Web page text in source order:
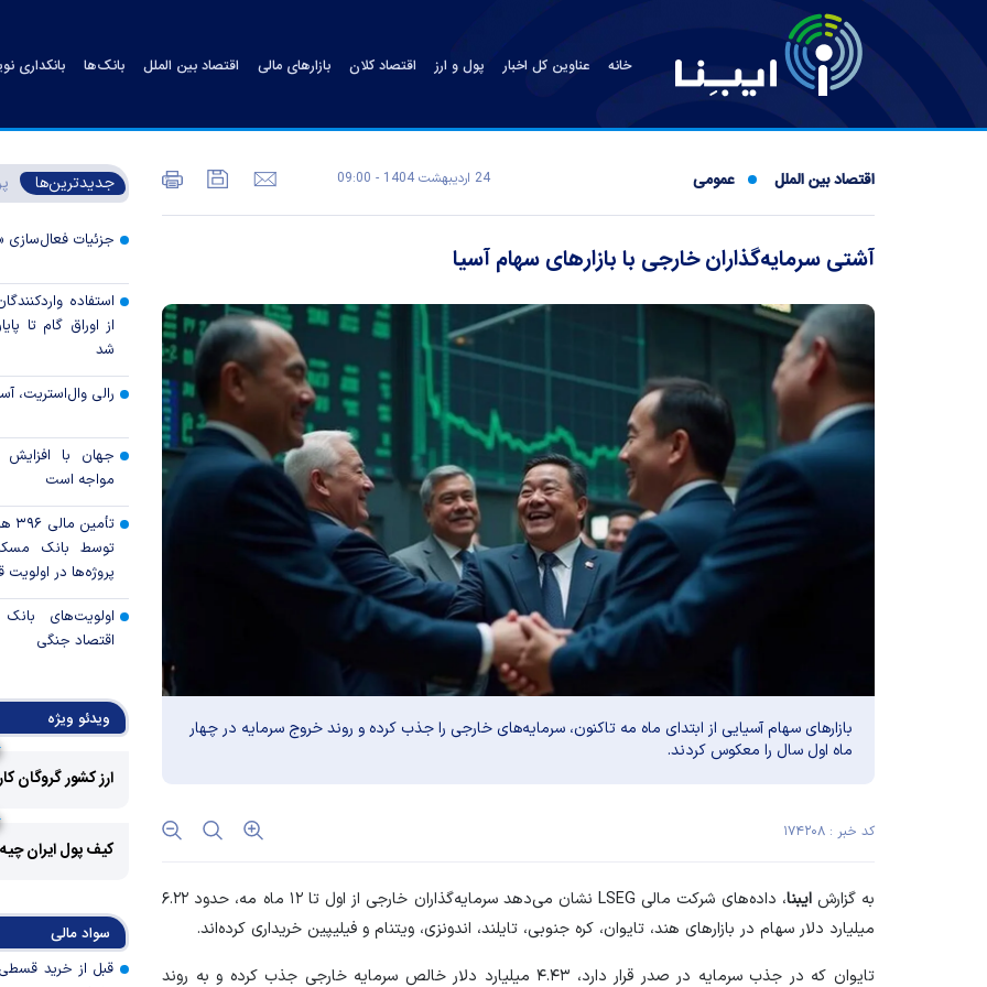
خانه عناوین کل اخبار پول و ارز اقتصاد کلان بازارهای مالی اقتصاد بین الملل بانک‌ها بانکداری
اقتصاد بین الملل عمومی 24 ارديبهشت 1404 - 09:00
آشتی سرمایه‌گذاران خارجی با بازار‌های سهام آسیا
بازار‌های سهام آسیایی از ابتدای ماه مه تاکنون، سرمایه‌های خارجی را جذب کرده و روند خروج سرمایه در چهار
ماه اول سال را معکوس کردند.
کد خبر : ۱۷۴۲۰۸
به گزارشایبنا
، داده‌های شرکت مالی LSEG نشان می‌دهد سرمایه‌گذاران خارجی از اول تا ۱۲ ماه مه، حدود ۶.۲۲
میلیارد دلار سهام در بازار‌های هند، تایوان، کره جنوبی، تایلند، اندونزی، ویتنام و فیلیپین خریداری کرده‌اند.
تایوان که در جذب سرمایه در صدر قرار دارد، ۴.۴۳ میلیارد دلار خالص سرمایه خارجی جذب کرده و به روند
جدیدترین‌ها
جزئیات فعال‌سازی
استفاده
شد
رالی وال‌استریت،
جهان با
مواجه است
توسط بانک
پروژه‌ها در اولویت
اولویت‌های
اقتصاد جنگی
امروز پنجشنبه ۱۵ مرداد ۱۴۰۵
سقوط ارزهای
کارت‌های بازرگانی
رکوردشکنی قیمت
جهانی
مسکن به
هرمزگان
کالابرگ سه دهک
ویدئو ویژه
ارز کشور گروگان
کیف پول ایران
سواد مالی